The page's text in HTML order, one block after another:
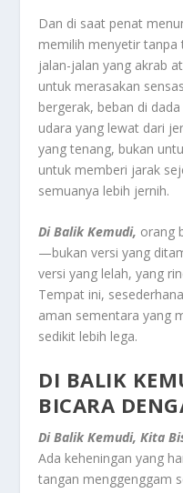
Dan di saat penat
memilih menyetir tanpa
jalan-jalan yang akrab
untuk merasakan
bergerak, beban di
udara yang lewat dari
yang tenang, bukan
untuk memberi jarak
semuanya lebih jernih.
Di Balik Kemudi, orang
—bukan versi yang
versi yang lelah, yang
Tempat ini,
aman sementara yang
sedikit lebih lega.
DI BALIK
BICARA
Di Balik Kemudi, Kita
Ada keheningan yang
tangan menggenggam